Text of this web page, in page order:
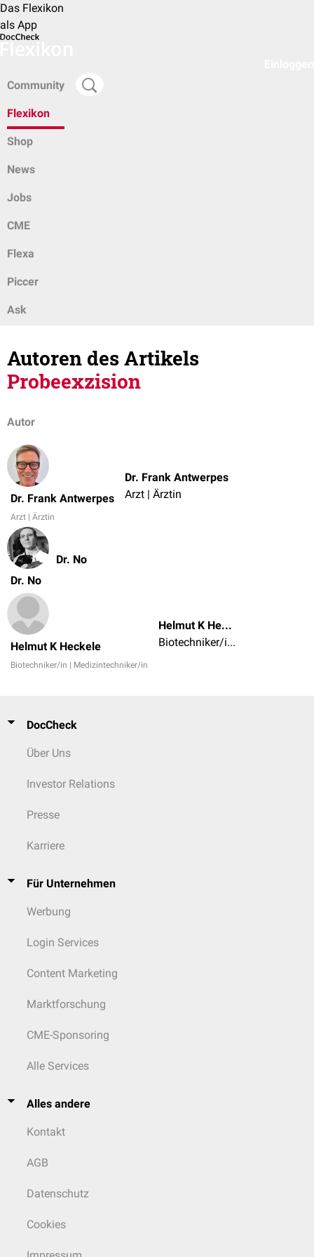
Das Flexikon
als App
Community
Flexikon
Shop
News
Jobs
CME
Flexa
Piccer
Ask
Autoren des Artikels
Probeexzision
Autor
Dr. Frank Antwerpes
Arzt | Ärztin
Dr. Frank Antwerpes
Arzt | Ärztin
Dr. No
Dr. No
Helmut K Heckele
Biotechniker/in | Medizintechniker/in
Helmut K Heckele
Biotechniker/in | Medizintechniker/in
DocCheck
Über Uns
Investor Relations
Presse
Karriere
Für Unternehmen
Werbung
Login Services
Content Marketing
Marktforschung
CME-Sponsoring
Alle Services
Alles andere
Kontakt
AGB
Datenschutz
Cookies